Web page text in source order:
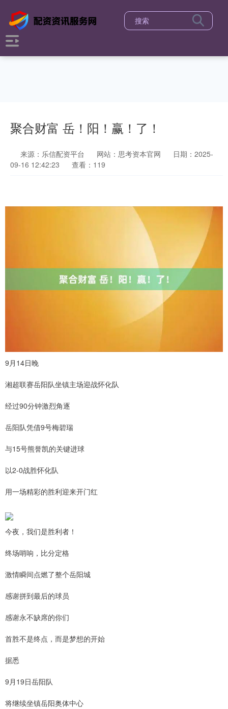
聚合财富 岳！阳！赢！了！
来源：乐信配资平台 网站：思考资本官网
日期：2025-
09-16 12:42:23
查看：119
9月14日晚
湘超联赛岳阳队坐镇主场迎战怀化队
经过90分钟激烈角逐
岳阳队凭借9号梅碧瑞
与15号熊誉凯的关键进球
以2-0战胜怀化队
用一场精彩的胜利迎来开门红
今夜，我们是胜利者！
终场哨响，比分定格
激情瞬间点燃了整个岳阳城
感谢拼到最后的球员
感谢永不缺席的你们
首胜不是终点，而是梦想的开始
据悉
9月19日岳阳队
将继续坐镇岳阳奥体中心